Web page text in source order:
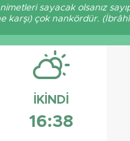
sayacak olsanız
karşı) çok nankördür.
İKINDI
16:38